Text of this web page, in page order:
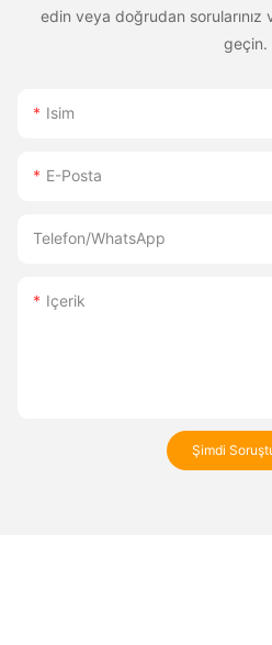
edin veya doğrudan sorularınız
geçin.
Isim
E-Posta
Telefon/WhatsApp
Içerik
Şimdi